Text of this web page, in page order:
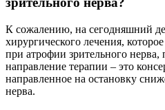
К сожалению, на сегодняшний
хирургического лечения,
при атрофии зрительного нерва,
направление терапии – это
направленное на остановку
нерва.